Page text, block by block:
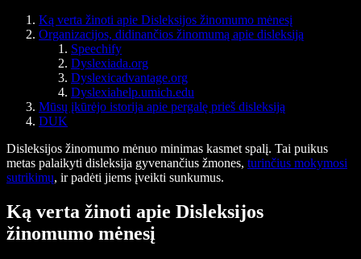
Ką verta žinoti apie Disleksijos žinomumo mėnesį
Organizacijos, didinančios žinomumą apie disleksiją
Speechify
Dyslexiada.org
Dyslexicadvantage.org
Dyslexiahelp.umich.edu
Mūsų įkūrėjo istorija apie pergalę prieš disleksiją
DUK
Disleksijos žinomumo mėnuo minimas kasmet spalį. Tai puikus
metas palaikyti disleksija gyvenančius žmones, turinčius mokymosi
sutrikimų, ir padėti jiems įveikti sunkumus.
Ką verta žinoti apie Disleksijos
žinomumo mėnesį